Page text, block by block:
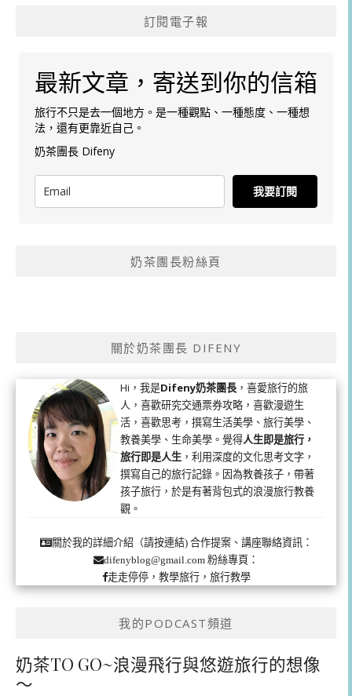
訂閱電子報
最新文章，寄送到你的信箱
旅行不只是去一個地方。是一種觀點、一種態度、一種想
法，還有更靠近自己。
奶茶團長 Difeny
我要訂閱
奶茶團長粉絲頁
關於奶茶團長 DIFENY
Hi，我是Difeny奶茶團長 ，喜愛旅行的旅
人，喜歡研究交通票券攻略，喜歡漫遊生
活，喜歡思考，撰寫生活美學、旅行美學、
教養美學、生命美學。覺得人生即是旅行，
旅行即是人生 ，利用深度的文化思考文字，
撰寫自己的旅行記錄。因為教養孩子，帶著
孩子旅行，於是有著背包式的浪漫旅行教養
觀。
關於我的詳細介紹（請按連結)合作提案、講座聯絡資訊：
difenyblog@gmail.com 粉絲專頁：
走走停停，教學旅行，旅行教學
我的PODCAST頻道
奶茶TO GO~浪漫飛行與悠遊旅行的想像
～